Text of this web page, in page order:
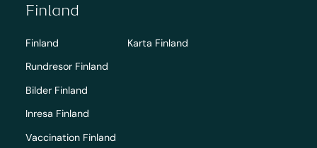
Finland
Finland
Rundresor Finland
Bilder Finland
Inresa Finland
Vaccination Finland
Karta Finland